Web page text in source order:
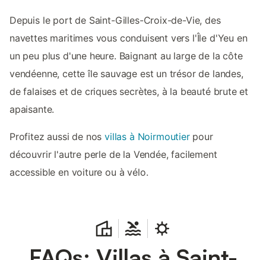
Depuis le port de Saint-Gilles-Croix-de-Vie, des
navettes maritimes vous conduisent vers l'Île d'Yeu en
un peu plus d'une heure. Baignant au large de la côte
vendéenne, cette île sauvage est un trésor de landes,
de falaises et de criques secrètes, à la beauté brute et
apaisante.
Profitez aussi de nosvillas à Noirmoutierpour
découvrir l'autre perle de la Vendée, facilement
accessible en voiture ou à vélo.